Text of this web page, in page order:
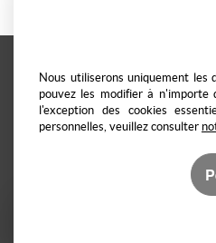
Nous utiliserons uniquement les
pouvez les modifier à
l'exception des cookies
personnelles, veuillez consulter